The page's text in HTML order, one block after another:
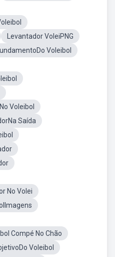
Levantador VoleiPNG
Voleibol
Voleibol
Saída
No Volei
Compé No Chão
Voleibol